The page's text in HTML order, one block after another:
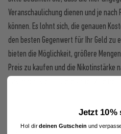
Veranschaulichung dienen und je
können. Es lohnt sich, die genauen
den besten Gegenwert für Ihr Geld zu
bieten die Möglichkeit, größere
Preis zu kaufen und die Nikotinstärke
Jetzt 10%
Hol dirdeinen Gutschein und